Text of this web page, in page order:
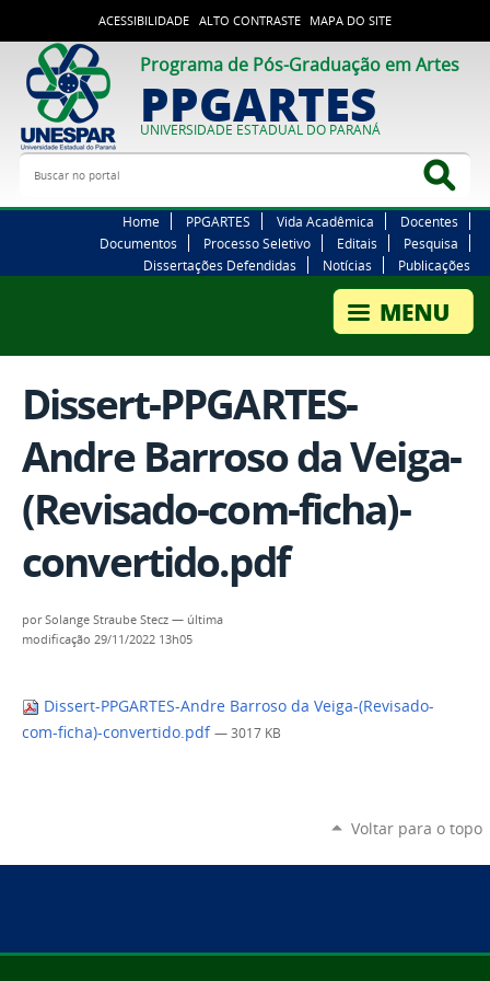
ACESSIBILIDADE ALTO CONTRASTE MAPA DO SITE
Programa de Pós-Graduação em Artes
PPGARTES
UNIVERSIDADE ESTADUAL DO PARANÁ
Buscar no portal
Home PPGARTES Vida Acadêmica
Docentes
Documentos
Processo Seletivo Editais
Pesquisa
Dissertações Defendidas
Notícias Publicações
Dissert-PPGARTES-
Andre Barroso da Veiga-
(Revisado-com-ficha)-
convertido.pdf
porSolange Straube Stecz — última
modificação 29/11/2022 13h05
Dissert-PPGARTES-Andre Barroso da Veiga-(Revisado-
com-ficha)-convertido.pdf — 3017 KB
Voltar para o topo